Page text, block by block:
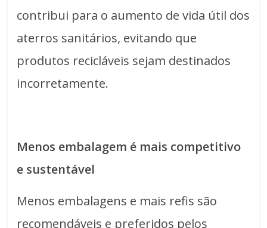
contribui para o aumento de vida útil dos
aterros sanitários, evitando que
produtos recicláveis sejam destinados
incorretamente.
Menos embalagem é mais competitivo
e sustentável
Menos embalagens e mais refis são
recomendáveis e preferidos pelos